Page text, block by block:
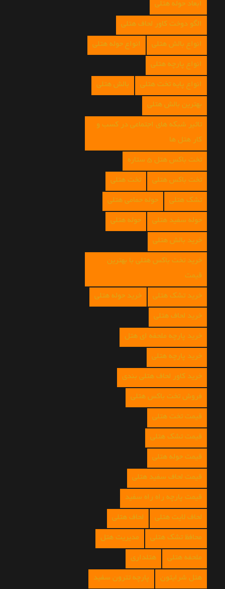
ابعاد حوله هتلی
الگو دوخت کاور لحاف هتلی
انواع بالش هتلی انواع حوله هتلی
انواع پارچه هتلی
انواع پایه تخت هتلی بالش هتلی
بهترین بالش هتلی
تاثیر شبکه های اجتماعی در کسب و
کار هتل ها
تخت باکس هتل 5 ستاره
تخت باکس هتلی تخت هتلی
تشک هتلی حوله حمامی هتلی
حوله سفید هتلی حوله هتلی
خرید بالش هتلی
خرید تخت باکس هتلی با بهترین
قیمت
خرید تشک هتلی خرید حوله هتلی
خرید لحاف هتلی
خرید پارچه ملحفه ای هتل
خرید پارچه هتلی
خرید کاور لحاف هتلی بندی
فروش تخت باکس هتلی
قیمت تخت هتلی
قیمت تشک هتلی
قیمت حوله هتلی
قیمت لحاف سفید هتلی
قیمت پارچه راه راه سفید
لحاف لایت هتلی لحاف هتلی
محافظ تشک هتلی مدیریت هتل
ملحفه هتلی هتلداری
هتل شرایتون پارچه تترون سفید